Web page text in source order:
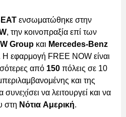
ενσωματώθηκε στην
, την κοινοπραξία επί των
Group και Mercedes-Benz
Η εφαρμογή FREE NOW είναι
από 150 πόλεις σε 10
και της
να λειτουργεί και να
στη Νότια Αμερική.